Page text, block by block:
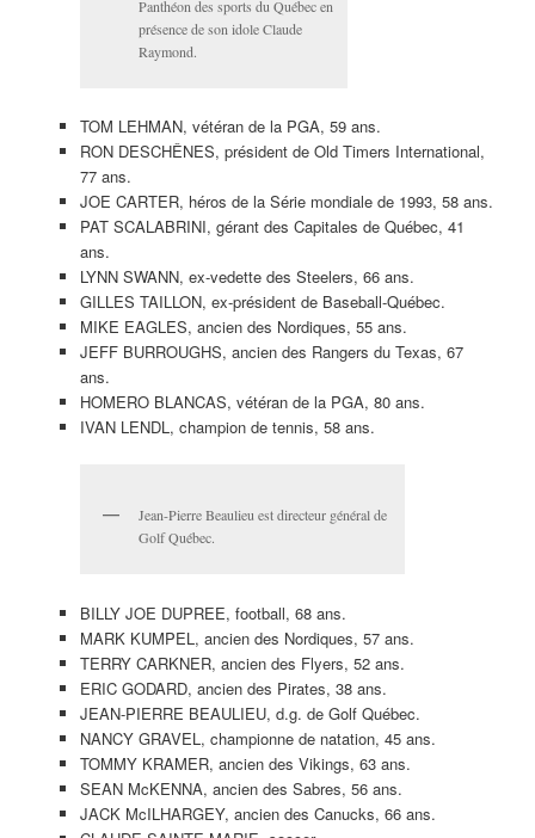
Panthéon des sports du Québec en
présence de son idole Claude
Raymond.
TOM LEHMAN, vétéran de la PGA, 59 ans.
RON DESCHÊNES, président de Old Timers International,
77 ans.
JOE CARTER, héros de la Série mondiale de 1993, 58 ans.
PAT SCALABRINI, gérant des Capitales de Québec, 41
ans.
LYNN SWANN, ex-vedette des Steelers, 66 ans.
GILLES TAILLON, ex-président de Baseball-Québec.
MIKE EAGLES, ancien des Nordiques, 55 ans.
JEFF BURROUGHS, ancien des Rangers du Texas, 67
ans.
HOMERO BLANCAS, vétéran de la PGA, 80 ans.
IVAN LENDL, champion de tennis, 58 ans.
Jean-Pierre Beaulieu est directeur général de
Golf Québec.
BILLY JOE DUPREE, football, 68 ans.
MARK KUMPEL, ancien des Nordiques, 57 ans.
TERRY CARKNER, ancien des Flyers, 52 ans.
ERIC GODARD, ancien des Pirates, 38 ans.
JEAN-PIERRE BEAULIEU, d.g. de Golf Québec.
NANCY GRAVEL, championne de natation, 45 ans.
TOMMY KRAMER, ancien des Vikings, 63 ans.
SEAN McKENNA, ancien des Sabres, 56 ans.
JACK McILHARGEY, ancien des Canucks, 66 ans.